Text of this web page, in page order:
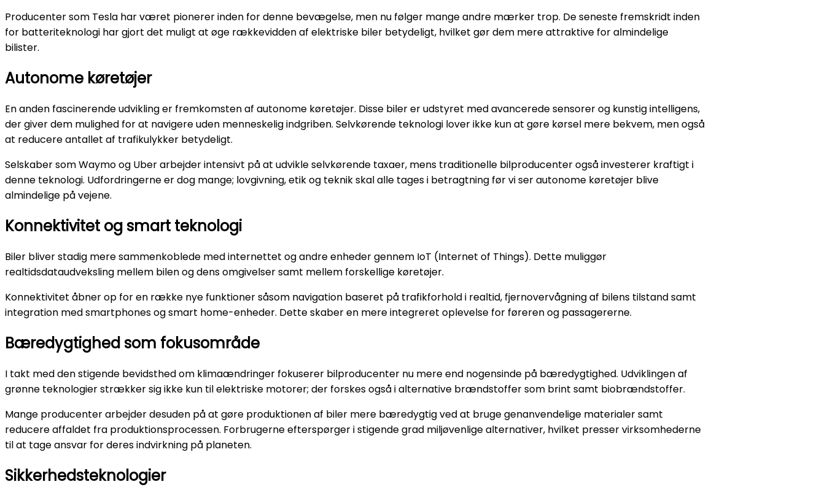
Producenter som Tesla har været pionerer inden for denne bevægelse, men nu følger mange andre mærker trop. De seneste fremskridt inden
for batteriteknologi har gjort det muligt at øge rækkevidden af elektriske biler betydeligt, hvilket gør dem mere attraktive for almindelige
bilister.
Autonome køretøjer
En anden fascinerende udvikling er fremkomsten af autonome køretøjer. Disse biler er udstyret med avancerede sensorer og kunstig intelligens,
der giver dem mulighed for at navigere uden menneskelig indgriben. Selvkørende teknologi lover ikke kun at gøre kørsel mere bekvem, men også
at reducere antallet af trafikulykker betydeligt.
Selskaber som Waymo og Uber arbejder intensivt på at udvikle selvkørende taxaer, mens traditionelle bilproducenter også investerer kraftigt i
denne teknologi. Udfordringerne er dog mange; lovgivning, etik og teknik skal alle tages i betragtning før vi ser autonome køretøjer blive
almindelige på vejene.
Konnektivitet og smart teknologi
Biler bliver stadig mere sammenkoblede med internettet og andre enheder gennem IoT (Internet of Things). Dette muliggør
realtidsdataudveksling mellem bilen og dens omgivelser samt mellem forskellige køretøjer.
Konnektivitet åbner op for en række nye funktioner såsom navigation baseret på trafikforhold i realtid, fjernovervågning af bilens tilstand samt
integration med smartphones og smart home-enheder. Dette skaber en mere integreret oplevelse for føreren og passagererne.
Bæredygtighed som fokusområde
I takt med den stigende bevidsthed om klimaændringer fokuserer bilproducenter nu mere end nogensinde på bæredygtighed. Udviklingen af
grønne teknologier strækker sig ikke kun til elektriske motorer; der forskes også i alternative brændstoffer som brint samt biobrændstoffer.
Mange producenter arbejder desuden på at gøre produktionen af biler mere bæredygtig ved at bruge genanvendelige materialer samt
reducere affaldet fra produktionsprocessen. Forbrugerne efterspørger i stigende grad miljøvenlige alternativer, hvilket presser virksomhederne
til at tage ansvar for deres indvirkning på planeten.
Sikkerhedsteknologier